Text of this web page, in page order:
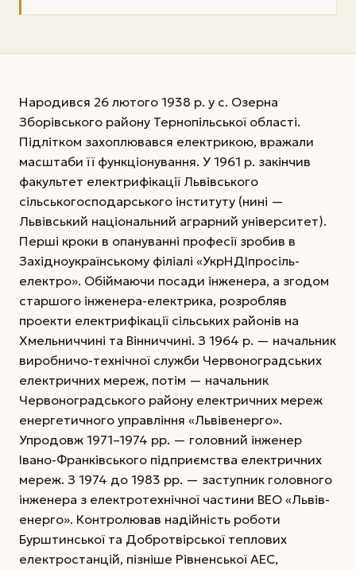
Народився 26 лютого 1938 р. у с. Озерна
Зборівського району Тернопільської області.
Підлітком захоплювався електрикою, вражали
масштаби її функціонування. У 1961 р. закінчив
факультет електрифікації Львівського
сільськогосподарського інституту (нині —
Львівський національний аграрний університет).
Перші кроки в опануванні професії зробив в
Західноукраїнському філіалі «УкрНДІпросіль­
електро». Обіймаючи посади інженера, а згодом
старшого інженера-електрика, розробляв
проекти електрифікації сільських районів на
Хмельниччині та Вінниччині. З 1964 р. — начальник
виробничо-технічної служби Червоноградських
електричних мереж, потім — начальник
Червоноградського району електричних мереж
енергетичного управління «Львівенерго».
Упродовж 1971–1974 рр. — головний інженер
Івано-Франківського підприємства електричних
мереж. З 1974 до 1983 рр. — заступник головного
інженера з електротехнічної частини ВЕО «Львів­
енерго». Контролював надійність роботи
Бурштинської та Добротвірської теплових
електростанцій, пізніше Рівненської АЕС,